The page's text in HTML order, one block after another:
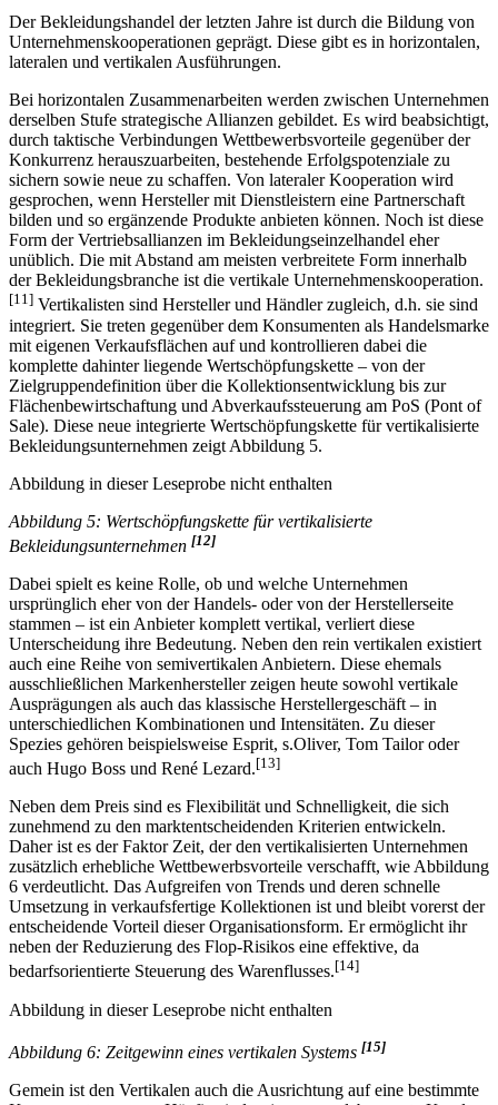
Der Bekleidungshandel der letzten Jahre ist durch die Bildung von
Unternehmenskooperationen geprägt. Diese gibt es in horizontalen,
lateralen und vertikalen Ausführungen.
Bei horizontalen Zusammenarbeiten werden zwischen Unternehmen
derselben Stufe strategische Allianzen gebildet. Es wird beabsichtigt,
durch taktische Verbindungen Wettbewerbsvorteile gegenüber der
Konkurrenz herauszuarbeiten, bestehende Erfolgspotenziale zu
sichern sowie neue zu schaffen. Von lateraler Kooperation wird
gesprochen, wenn Hersteller mit Dienstleistern eine Partnerschaft
bilden und so ergänzende Produkte anbieten können. Noch ist diese
Form der Vertriebsallianzen im Bekleidungseinzelhandel eher
unüblich. Die mit Abstand am meisten verbreitete Form innerhalb
der Bekleidungsbranche ist die vertikale Unternehmenskooperation.
[11] Vertikalisten sind Hersteller und Händler zugleich, d.h. sie sind
integriert. Sie treten gegenüber dem Konsumenten als Handelsmarke
mit eigenen Verkaufsflächen auf und kontrollieren dabei die
komplette dahinter liegende Wertschöpfungskette – von der
Zielgruppendefinition über die Kollektionsentwicklung bis zur
Flächenbewirtschaftung und Abverkaufssteuerung am PoS (Pont of
Sale). Diese neue integrierte Wertschöpfungskette für vertikalisierte
Bekleidungsunternehmen zeigt Abbildung 5.
Abbildung in dieser Leseprobe nicht enthalten
Abbildung 5: Wertschöpfungskette für vertikalisierte
Bekleidungsunternehmen [12]
Dabei spielt es keine Rolle, ob und welche Unternehmen
ursprünglich eher von der Handels- oder von der Herstellerseite
stammen – ist ein Anbieter komplett vertikal, verliert diese
Unterscheidung ihre Bedeutung. Neben den rein vertikalen existiert
auch eine Reihe von semivertikalen Anbietern. Diese ehemals
ausschließlichen Markenhersteller zeigen heute sowohl vertikale
Ausprägungen als auch das klassische Herstellergeschäft – in
unterschiedlichen Kombinationen und Intensitäten. Zu dieser
Spezies gehören beispielsweise Esprit, s.Oliver, Tom Tailor oder
auch Hugo Boss und René Lezard.[13]
Neben dem Preis sind es Flexibilität und Schnelligkeit, die sich
zunehmend zu den marktentscheidenden Kriterien entwickeln.
Daher ist es der Faktor Zeit, der den vertikalisierten Unternehmen
zusätzlich erhebliche Wettbewerbsvorteile verschafft, wie Abbildung
6 verdeutlicht. Das Aufgreifen von Trends und deren schnelle
Umsetzung in verkaufsfertige Kollektionen ist und bleibt vorerst der
entscheidende Vorteil dieser Organisationsform. Er ermöglicht ihr
neben der Reduzierung des Flop-Risikos eine effektive, da
bedarfsorientierte Steuerung des Warenflusses.[14]
Abbildung in dieser Leseprobe nicht enthalten
Abbildung 6: Zeitgewinn eines vertikalen Systems [15]
Gemein ist den Vertikalen auch die Ausrichtung auf eine bestimmte